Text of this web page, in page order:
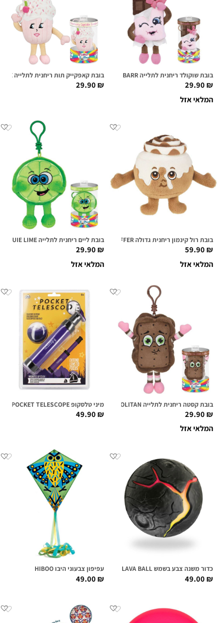
בובת שוקולד ריחנית לתלייה CANDI BARR
29.90₪
המלאי אזל
בובת קאפקייק תות ריחנית לתלייה SUGAR CAKE
29.90₪
בובת רול קינמון ריחנית גדולה HOWIE ROLLS SUPER SNIFFER
59.90₪
המלאי אזל
בובת ליים ריחנית לתלייה LOUIE LIME
29.90₪
המלאי אזל
בובת קסטה ריחנית לתלייה NEAL O. POLITAN
29.90₪
המלאי אזל
מיני טלסקופ POCKET TELESCOPE
49.90₪
כדור משנה צבע בשמש LAVA BALL
49.00₪
עפיפון צבעוני היבו HIBOO
49.00₪